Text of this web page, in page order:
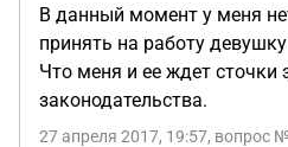
В данный момент у меня
принять на работу
Что меня и ее ждет сточки
законодательства.
27 апреля 2017, 19:57, вопрос